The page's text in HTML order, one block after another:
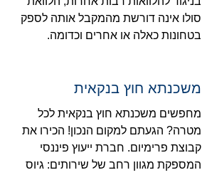
סולו אינה דורשת מהמקבל אותה לספק
בטחונות כאלה או אחרים וכדומה.
משכנתא חוץ בנקאית
מחפשים משכנתא חוץ בנקאית לכל
מטרה? הגעתם למקום הנכון! הכירו את
קבוצת פרימיום. חברת ייעוץ פיננסי
המספקת מגוון רחב של שירותים: גיוס